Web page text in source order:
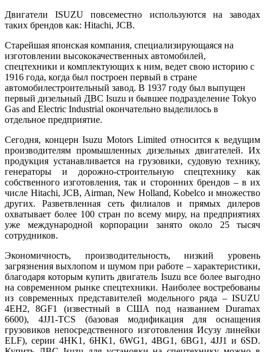
Двигатели ISUZU повсеместно используются на заводах
таких брендов как: Hitachi, JCB.
Старейшая японская компания, специализирующаяся на
изготовлении высококачественных автомобилей,
спецтехники и комплектующих к ним, ведет свою историю с
1916 года, когда был построен первый в стране
автомобилестроительный завод. В 1937 году был выпущен
первый дизельный ДВС Isuzu и бывшее подразделение Tokyo
Gas and Electric Industrial окончательно выделилось в
отдельное предприятие.
Сегодня, концерн Isuzu Motors Limited относится к ведущим
производителям промышленных дизельных двигателей. Их
продукция устанавливается на грузовики, судовую технику,
генераторы и дорожно-строительную спецтехнику как
собственного изготовления, так и сторонних брендов – в их
числе Hitachi, JCB, Airman, New Holland, Kobelco и множество
других. Разветвленная сеть филиалов и прямых дилеров
охватывает более 100 стран по всему миру, на предприятиях
уже международной корпорации занято около 25 тысяч
сотрудников.
Экономичность, производительность, низкий уровень
загрязнения выхлопом и шумом при работе – характеристики,
благодаря которым купить двигатель Isuzu все более выгодно
на современном рынке спецтехники. Наиболее востребованы
из современных представителей модельного ряда – ISUZU
4EH2, 8GF1 (известный в США под названием Duramax
6600), 4JJ1-TCS (базовая модификация для оснащения
грузовиков непосредственного изготовления Исузу линейки
ELF), серии 4HK1, 6HK1, 6WG1, 4BG1, 6BG1, 4JJ1 и 6SD.